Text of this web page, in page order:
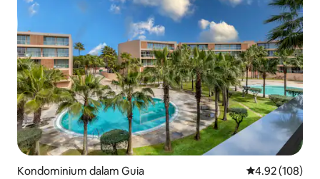
Kondominium dalam Guia Penarafan
4.92 (108)